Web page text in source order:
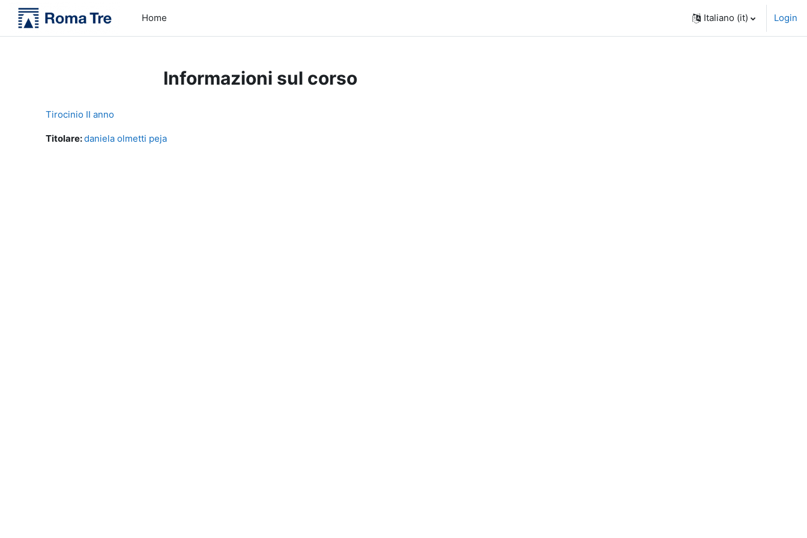
Vai al contenuto principale
Home
Italiano ‎(it)‎ Login
Informazioni sul corso
Tirocinio II anno
Titolare:daniela olmetti peja